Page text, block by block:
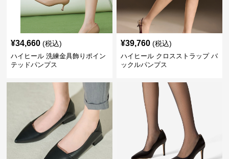
¥34,660 (税込)
ハイヒール 洗練金具飾りポイン
テッドパンプス
¥39,760 (税込)
ハイヒール クロスストラップ バ
ックルパンプス